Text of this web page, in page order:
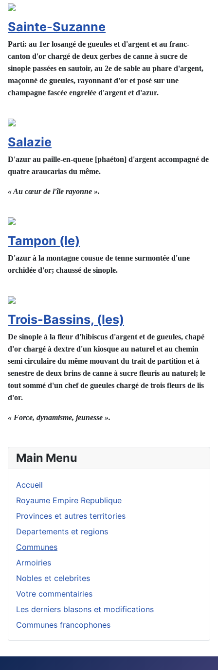
Sainte-Suzanne
Parti: au 1er losangé de gueules et d'argent et au franc-
canton d'or chargé de deux gerbes de canne à sucre de
sinople passées en sautoir, au 2e de sable au phare d'argent,
maçonné de gueules, rayonnant d'or et posé sur une
champagne fascée engrelée d'argent et d'azur.
Salazie
D'azur au paille-en-queue [phaéton] d'argent accompagné de
quatre araucarias du même.
« Au cœur de l'île rayonne ».
Tampon (le)
D'azur à la montagne cousue de tenne surmontée d'une
orchidée d'or; chaussé de sinople.
Trois-Bassins, (les)
De sinople à la fleur d'hibiscus d'argent et de gueules, chapé
d'or chargé à dextre d'un kiosque au naturel et au chemin
semi circulaire du même mouvant du trait de partition et à
senestre de deux brins de canne à sucre fleuris au naturel; le
tout sommé d'un chef de gueules chargé de trois fleurs de lis
d'or.
« Force, dynamisme, jeunesse ».
Main Menu
Accueil
Royaume Empire Republique
Provinces et autres territories
Departements et regions
Communes
Armoiries
Nobles et celebrites
Votre commentairies
Les derniers blasons et modifications
Communes francophones